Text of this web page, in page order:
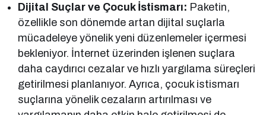
Dijital Suçlar ve Çocuk İstismarı: Paketin,
özellikle son dönemde artan dijital suçlarla
mücadeleye yönelik yeni düzenlemeler içermesi
bekleniyor. İnternet üzerinden işlenen suçlara
daha caydırıcı cezalar ve hızlı yargılama süreçleri
getirilmesi planlanıyor. Ayrıca, çocuk istismarı
suçlarına yönelik cezaların artırılması ve